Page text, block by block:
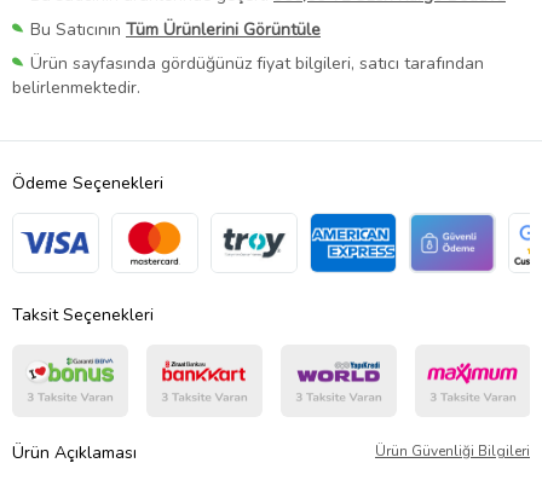
Bu Satıcının Tüm Ürünlerini Görüntüle
Ürün sayfasında gördüğünüz fiyat bilgileri, satıcı tarafından
belirlenmektedir.
Ödeme Seçenekleri
Taksit Seçenekleri
Ürün Açıklaması Ürün Güvenliği Bilgileri